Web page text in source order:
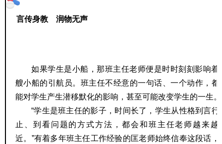
言传身教 润物无声
如果学生是小船，那班主任老师便是时时刻刻影响着
艘小船的引航员。班主任不经意的一句话、一个动作，都
能对学生产生潜移默化的影响，甚至可能改变学生的一生。
“学生是班主任的影子，时间长了，学生从性格到言行
止、到看问题的方式方法，都会和班主任老师越来越
近。”有着多年班主任工作经验的匡老师始终信奉这段话，